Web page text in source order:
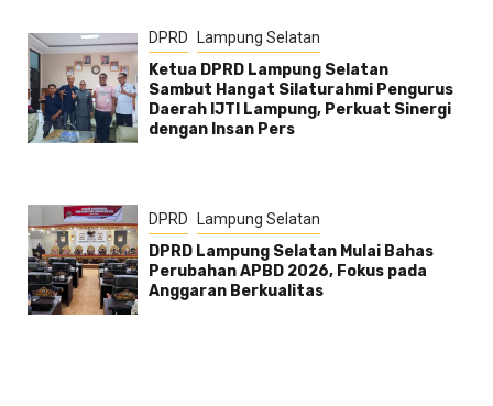
DPRD Lampung Selatan
Ketua DPRD Lampung Selatan
Sambut Hangat Silaturahmi Pengurus
Daerah IJTI Lampung, Perkuat Sinergi
dengan Insan Pers
DPRD Lampung Selatan
DPRD Lampung Selatan Mulai Bahas
Perubahan APBD 2026, Fokus pada
Anggaran Berkualitas